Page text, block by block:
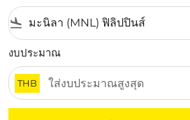
flight_land
งบประมาณ
THB